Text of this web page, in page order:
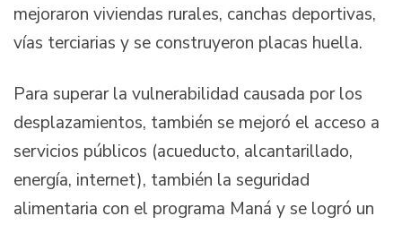
mejoraron viviendas rurales, canchas deportivas,
vías terciarias y se construyeron placas huella.
Para superar la vulnerabilidad causada por los
desplazamientos, también se mejoró el acceso a
servicios públicos (acueducto, alcantarillado,
energía, internet), también la seguridad
alimentaria con el programa Maná y se logró un